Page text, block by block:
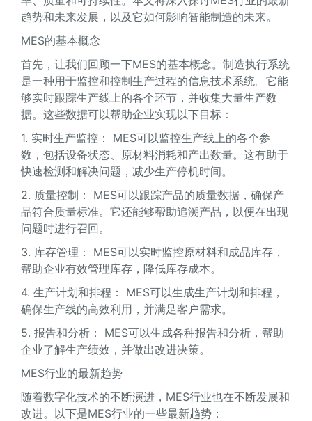
趋势和未来发展，以及它如何影响智能制造的未来。
MES的基本概念
首先，让我们回顾一下MES的基本概念。制造执行系统
是一种用于监控和控制生产过程的信息技术系统。它能
够实时跟踪生产线上的各个环节，并收集大量生产数
据。这些数据可以帮助企业实现以下目标：
1. 实时生产监控： MES可以监控生产线上的各个参
数，包括设备状态、原材料消耗和产出数量。这有助于
快速检测和解决问题，减少生产停机时间。
2. 质量控制： MES可以跟踪产品的质量数据，确保产
品符合质量标准。它还能够帮助追溯产品，以便在出现
问题时进行召回。
3. 库存管理： MES可以实时监控原材料和成品库存，
帮助企业有效管理库存，降低库存成本。
4. 生产计划和排程： MES可以生成生产计划和排程，
确保生产线的高效利用，并满足客户需求。
5. 报告和分析： MES可以生成各种报告和分析，帮助
企业了解生产绩效，并做出改进决策。
MES行业的最新趋势
随着数字化技术的不断演进，MES行业也在不断发展和
改进。以下是MES行业的一些最新趋势：